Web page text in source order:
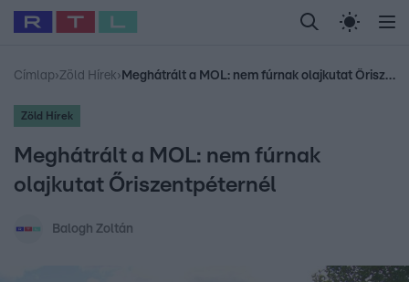
Legfrissebb RTL Híradó Randi Celeb vagyok,
Babits Marcella Most Wanted Gallusz
Címlap›Zöld Hírek› Meghátrált a MOL: nem fúrnak olajkutat Őriszentpéternél
Zöld Hírek
Meghátrált a MOL: nem fúrnak
olajkutat Őriszentpéternél
Balogh Zoltán